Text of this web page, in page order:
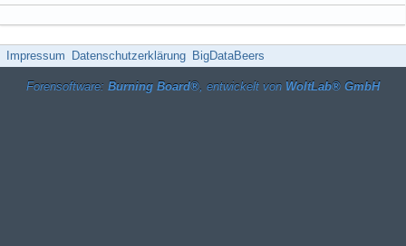
Impressum Datenschutzerklärung BigDataBeers
Forensoftware: Burning Board®, entwickelt von WoltLab® GmbH